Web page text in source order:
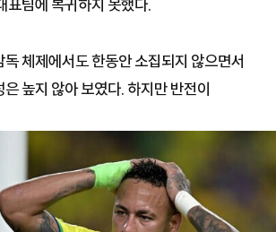
표팀에 복귀하지 못했다.
체제에서도 한동안 소집되지 않으면서
높지 않아 보였다. 하지만 반전이